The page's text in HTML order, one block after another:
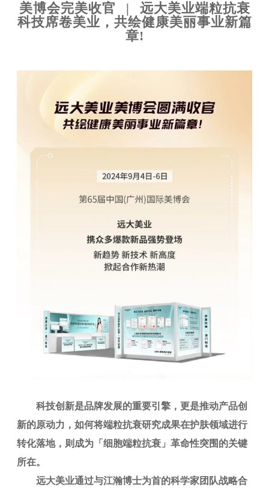
美博会完美收官
| 远大美业端粒抗衰
科技席卷美业，共绘健康美丽事业新篇
章!
科技创新是品牌发展的重要引擎，更是推动产品创
新的原动力，如何将端粒抗衰研究成果在护肤领域进行
转化落地，则成为「细胞端粒抗衰」革命性突围的关键
所在。
远大美业通过与江瀚博士为首的科学家团队战略合